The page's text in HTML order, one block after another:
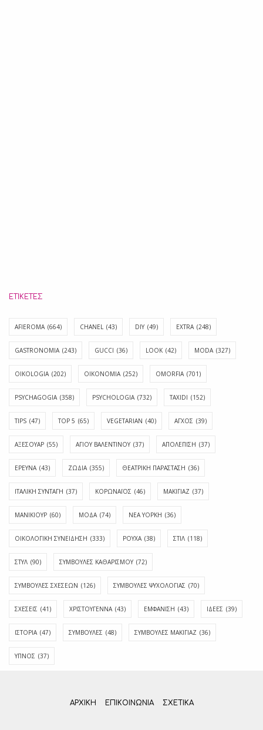
ΕΤΙΚΈΤΕΣ
AFIEROMA (664) CHANEL (43) DIY (49) EXTRA (248)
GASTRONOMIA (243) GUCCI (36) LOOK (42) MODA (327)
OIKOLOGIA (202) OIKONOMIA (252) OMORFIA (701)
PSYCHAGOGIA (358) PSYCHOLOGIA (732) TAXIDI (152)
TIPS (47) TOP 5 (65) VEGETARIAN (40) ΑΓΧΟΣ (39)
ΑΞΕΣΟΥΑΡ (55) ΑΓΊΟΥ ΒΑΛΕΝΤΊΝΟΥ (37) ΑΠΟΛΈΠΙΣΗ (37)
ΕΡΕΥΝΑ (43) ΖΩΔΙΑ (355) ΘΕΑΤΡΙΚΗ ΠΑΡΑΣΤΑΣΗ (36)
ΙΤΑΛΙΚΗ ΣΥΝΤΑΓΗ (37) ΚΟΡΩΝΑΪΟΣ (46) ΜΑΚΙΓΙΑΖ (37)
ΜΑΝΙΚΙΟΥΡ (60) ΜΟΔΑ (74) ΝΕΑ ΥΟΡΚΗ (36)
ΟΙΚΟΛΟΓΙΚΗ ΣΥΝΕΙΔΗΣΗ (333) ΡΟΥΧΑ (38) ΣΤΙΛ (118)
ΣΤΥΛ (90) ΣΥΜΒΟΥΛΕΣ ΚΑΘΑΡΙΣΜΟΥ (72)
ΣΥΜΒΟΥΛΕΣ ΣΧΕΣΕΩΝ (126) ΣΥΜΒΟΥΛΕΣ ΨΥΧΟΛΟΓΙΑΣ (70)
ΣΧΕΣΕΙΣ (41) ΧΡΙΣΤΟΥΓΕΝΝΑ (43) ΕΜΦΆΝΙΣΗ (43) ΙΔΈΕΣ (39)
ΙΣΤΟΡΊΑ (47) ΣΥΜΒΟΥΛΈΣ (48) ΣΥΜΒΟΥΛΈΣ ΜΑΚΙΓΙΆΖ (36)
ΎΠΝΟΣ (37)
ΑΡΧΙΚΗ ΕΠΙΚΟΙΝΩΝΊΑ ΣΧΕΤΙΚΆ